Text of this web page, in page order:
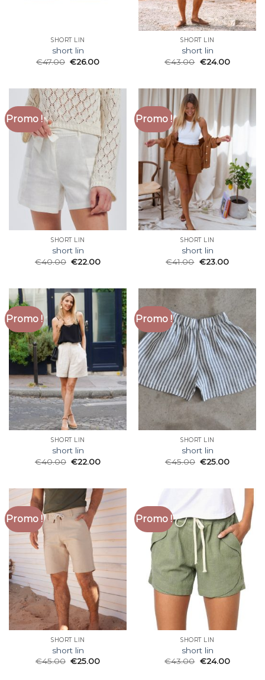
SHORT LIN
short lin
€47.00 €26.00
SHORT LIN
short lin
€43.00 €24.00
Promo !
SHORT LIN
short lin
€40.00 €22.00
Promo !
SHORT LIN
short lin
€41.00 €23.00
Promo !
SHORT LIN
short lin
€40.00 €22.00
Promo !
SHORT LIN
short lin
€45.00 €25.00
Promo !
SHORT LIN
short lin
€45.00 €25.00
Promo !
SHORT LIN
short lin
€43.00 €24.00